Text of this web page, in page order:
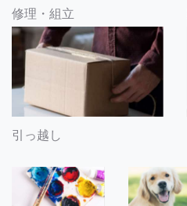
修理・組立
引っ越し